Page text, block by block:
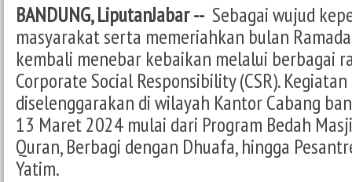
BANDUNG, LiputanJabar -- Sebagai wujud
masyarakat serta memeriahkan bulan
kembali menebar kebaikan melalui berbagai
Corporate Social Responsibility (CSR).
diselenggarakan di wilayah Kantor Cabang
13 Maret 2024 mulai dari Program Bedah
Quran, Berbagi dengan Dhuafa, hingga
Yatim.